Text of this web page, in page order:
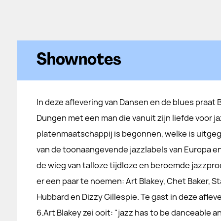
Shownotes
In deze aflevering van Dansen en de blues praat
Dungen met een man die vanuit zijn liefde voor
platenmaatschappij is begonnen, welke is
van de toonaangevende jazzlabels van Europa
de wieg van talloze tijdloze en beroemde
er een paar te noemen: Art Blakey, Chet Baker,
Hubbard en Dizzy Gillespie. Te gast in deze
6.Art Blakey zei ooit: "jazz has to be danceable